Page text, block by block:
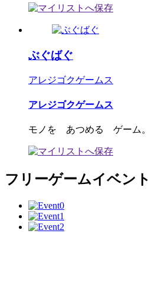
ぶぐばぐ
アレジゴクゲームス
アレジゴクゲームス
モノを あつめる ゲーム。
フリーゲームイベン